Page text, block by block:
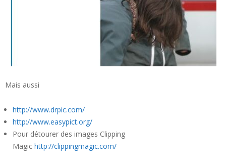
Mais aussi
http://www.drpic.com/
http://www.easypict.org/
Pour détourer des images Clipping
Magic http://clippingmagic.com/